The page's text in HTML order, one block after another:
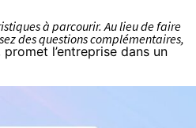
à parcourir. Au lieu de faire
des questions complémentaires,
promet l’entreprise dans un